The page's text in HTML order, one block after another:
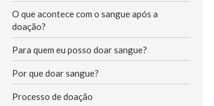
O que acontece com o sangue após a
doação?
Para quem eu posso doar sangue?
Por que doar sangue?
Processo de doação